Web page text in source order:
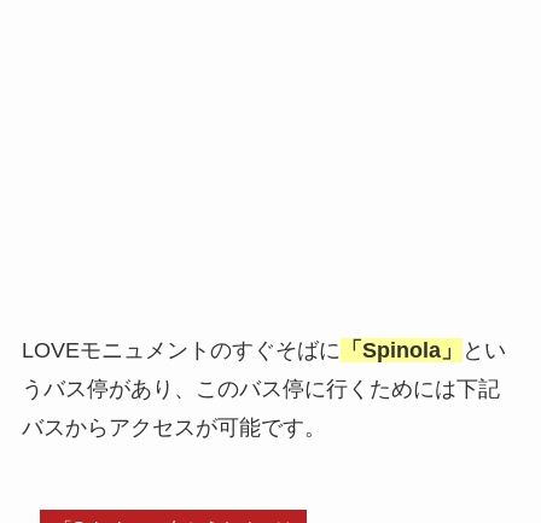
LOVEモニュメントのすぐそばに 「Spinola」
とい
うバス停があり、このバス停に行くためには下記
バスからアクセスが可能です。